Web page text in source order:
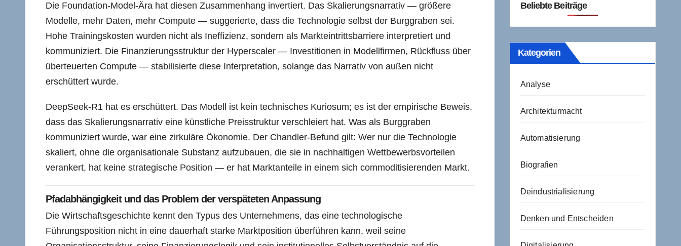
Die Foundation-Model-Ära hat diesen Zusammenhang invertiert. Das Skalierungsnarrativ — größere
Modelle, mehr Daten, mehr Compute — suggerierte, dass die Technologie selbst der Burggraben sei.
Hohe Trainingskosten wurden nicht als Ineffizienz, sondern als Markteintrittsbarriere interpretiert und
kommuniziert. Die Finanzierungsstruktur der Hyperscaler — Investitionen in Modellfirmen, Rückfluss über
überteuerten Compute — stabilisierte diese Interpretation, solange das Narrativ von außen nicht
erschüttert wurde.
DeepSeek-R1 hat es erschüttert. Das Modell ist kein technisches Kuriosum; es ist der empirische Beweis,
dass das Skalierungsnarrativ eine künstliche Preisstruktur verschleiert hat. Was als Burggraben
kommuniziert wurde, war eine zirkuläre Ökonomie. Der Chandler-Befund gilt: Wer nur die Technologie
skaliert, ohne die organisationale Substanz aufzubauen, die sie in nachhaltigen Wettbewerbsvorteilen
verankert, hat keine strategische Position — er hat Marktanteile in einem sich commoditisierenden Markt.
Pfadabhängigkeit und das Problem der verspäteten Anpassung
Die Wirtschaftsgeschichte kennt den Typus des Unternehmens, das eine technologische
Führungsposition nicht in eine dauerhaft starke Marktposition überführen kann, weil seine
Beliebte Beiträge
Kategorien
Analyse
Architekturmacht
Automatisierung
Biografien
Deindustrialisierung
Denken und Entscheiden